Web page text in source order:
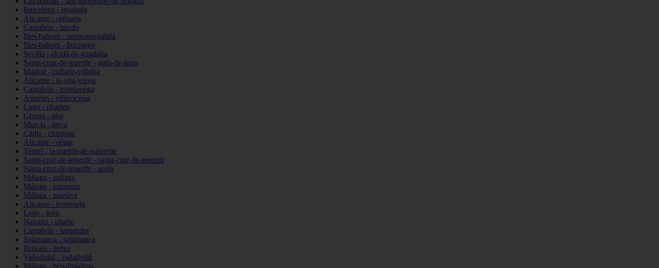
Barcelona - igualada
Alicante - orihuela
Cantabria - laredo
Illes-balears - santa-margalida
Illes-balears - llucmajor
Sevilla - alcalá-de-guadaíra
Santa-cruz-de-tenerife - guía-de-isora
Madrid - collado-villalba
Alicante - la-vila-joiosa
Cantabria - torrelavega
Asturias - villaviciosa
Lugo - ribadeo
Girona - olot
Murcia - lorca
Cádiz - chipiona
Alicante - dénia
Teruel - la-puebla-de-valverde
Santa-cruz-de-tenerife - santa-cruz-de-tenerife
Santa-cruz-de-tenerife - arafo
Málaga - málaga
Málaga - estepona
Málaga - manilva
Alicante - torrevieja
León - león
Navarra - uharte
Cantabria - santander
Salamanca - salamanca
Bizkaia - getxo
Valladolid - valladolid
Málaga - benalmádena